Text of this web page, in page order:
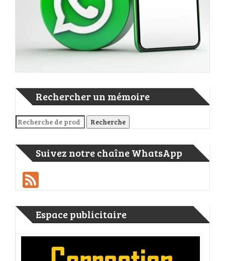
Rechercher un mémoire
Recherche pour : Recherche
Suivez notre chaîne WhatsApp
Espace publicitaire